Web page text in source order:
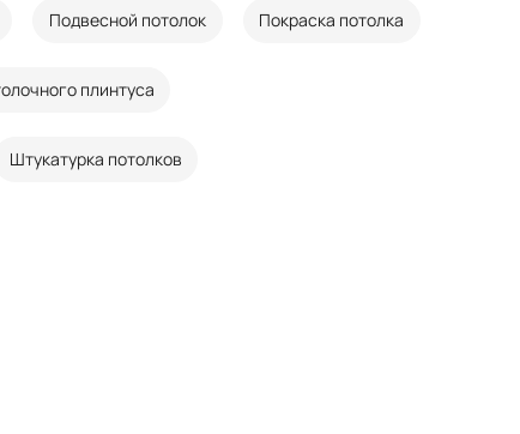
Подвесной потолок Покраска потолка
плинтуса
Штукатурка потолков